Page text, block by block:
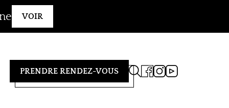
VOIR
PRENDRE RENDEZ-VOUS